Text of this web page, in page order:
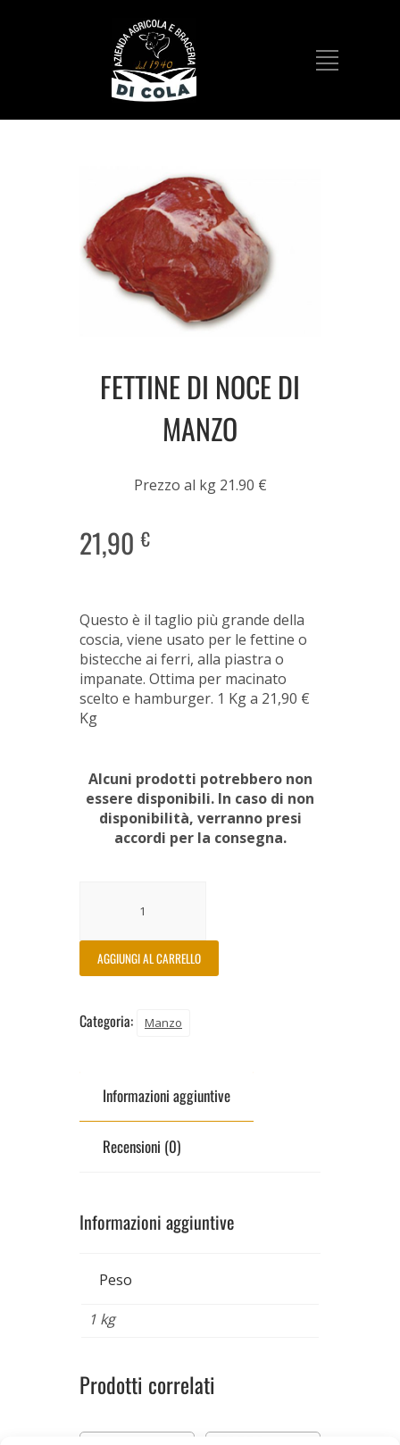
FETTINE DI NOCE DI
MANZO
Prezzo al kg 21.90 €
21,90€
Questo è il taglio più grande della
coscia, viene usato per le fettine o
bistecche ai ferri, alla piastra o
impanate. Ottima per macinato
scelto e hamburger. 1 Kg a 21,90 €
Kg
Alcuni prodotti potrebbero non
essere disponibili. In caso di non
disponibilità, verranno presi
accordi per la consegna.
AGGIUNGI AL CARRELLO
Categoria: Manzo
Informazioni aggiuntive
Recensioni (0)
Informazioni aggiuntive
Peso
1 kg
Prodotti correlati